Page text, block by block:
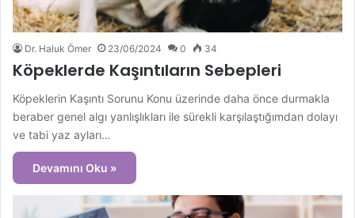
Dr. Haluk Ömer 23/06/2024 0 34
Köpeklerde Kaşıntıların Sebepleri
Köpeklerin Kaşıntı Sorunu Konu üzerinde daha önce durmakla
beraber genel algı yanlışlıkları ile sürekli karşılaştığımdan dolayı
ve tabi yaz ayları…
Devamını Oku »